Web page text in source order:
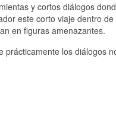
y cortos diálogos
este corto viaje dentro
en figuras amenazantes.
los diálogos